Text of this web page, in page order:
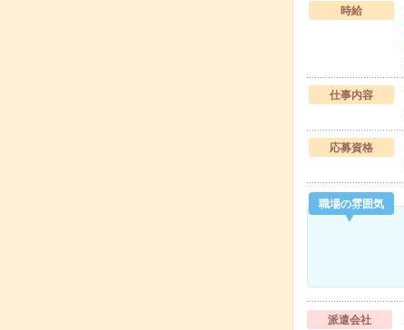
時給
仕事内容
応募資格
職場の雰囲気
派遣会社